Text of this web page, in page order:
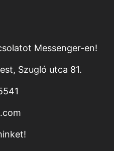
Messenger-en!
Szugló utca 81.